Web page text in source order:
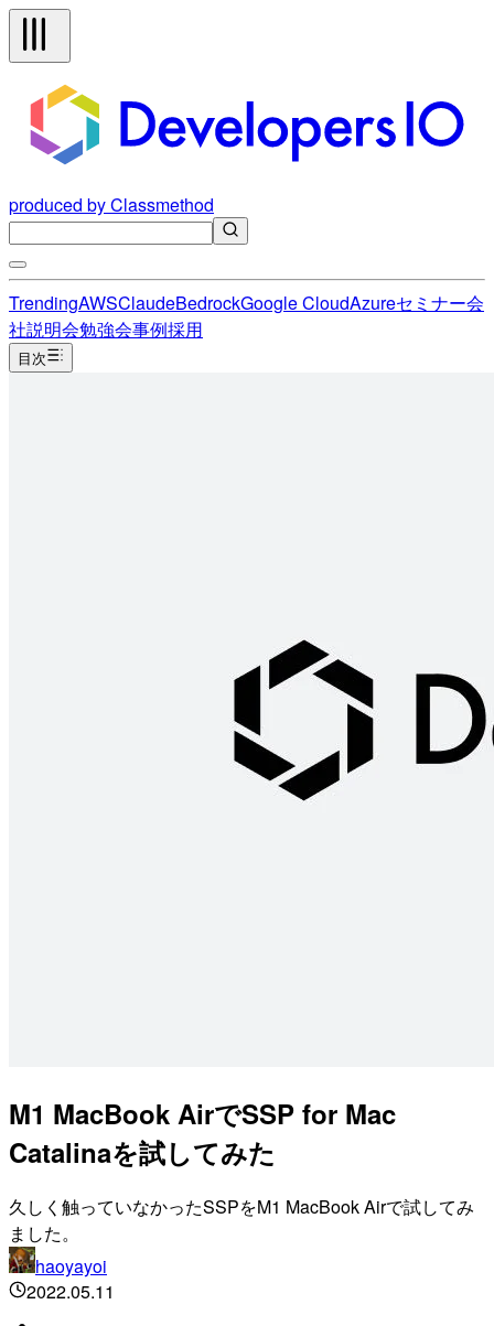
produced by Classmethod
TrendingAWSClaudeBedrockGoogle CloudAzureセミナー会
社説明会勉強会事例採用
目次
M1 MacBook AirでSSP for Mac
Catalinaを試してみた
久しく触っていなかったSSPをM1 MacBook Airで試してみ
ました。
haoyayoi
2022.05.11